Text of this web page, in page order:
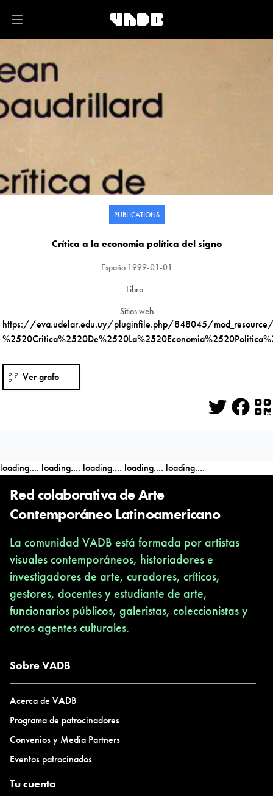
Open main menu
PUBLICATIONS
Crítica a la economia política del signo
España1999-01-01
Libro
Sitios web
https://eva.udelar.edu.uy/pluginfile.php/848045/
Ver grafo
Twitter
loading.... loading.... loading.... loading.... loading....
Red colaborativa de Arte
Contemporáneo Latinoamericano
La comunidad VADB está formada por artistas
visuales contemporáneos, historiadores e
investigadores de arte, curadores, críticos,
gestores, docentes y estudiante de arte,
funcionarios públicos, galeristas, coleccionistas y
otros agentes culturales.
Sobre VADB
Acerca de VADB
Programa de patrocinadores
Convenios y Media Partners
Eventos patrocinados
Tu cuenta